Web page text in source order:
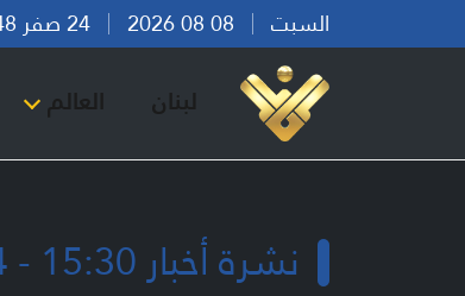
السبت
لبنان العالم
نشرة أخبار 15:30 - 24-05-2026